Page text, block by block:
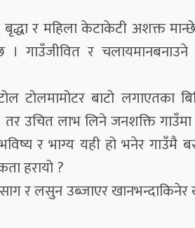
बृद्धा र महिला केटाकेटी अशक्त
। गाउँजीवित र चलायमानबनाउने
टोलमामोटर बाटो लगाएतका
तर उचित लाभ लिने जनशक्ति
र भाग्य यही हो भनेर गाउँमै
हरायो ?
र लसुन उब्जाएर खानभन्दाकिनेर